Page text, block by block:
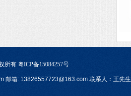
所有 粤ICP备15084257号
邮箱: 13826557723@163.com 联系人：王先生